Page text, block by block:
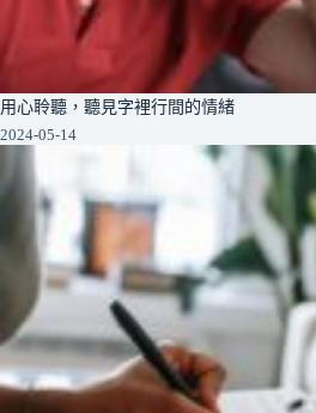
用心聆聽，聽見字裡行間的情緒
2024-05-14